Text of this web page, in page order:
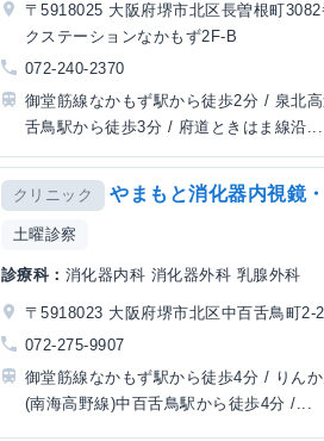
〒5918025 大阪府堺市北区長曽根町
クステーションなかもず2F-B
072-240-2370
御堂筋線なかもず駅から徒歩2分 / 泉北
舌鳥駅から徒歩3分 / 府道ときはま線沿...
クリニック やまもと消化器内視鏡
土曜診察
診療科： 消化器内科 消化器外科 乳腺外科
〒5918023 大阪府堺市北区中百舌鳥町2-
072-275-9907
御堂筋線なかもず駅から徒歩4分 / りん
(南海高野線)中百舌鳥駅から徒歩4分 /...